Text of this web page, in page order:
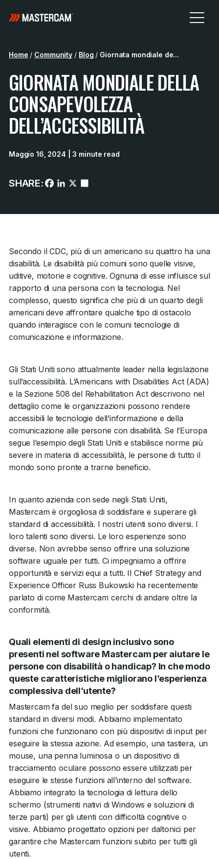
Home / Community / Blog / Giornata mondiale de...
GIORNATA MONDIALE DELLA
CONSAPEVOLEZZA
DELL’ACCESSIBILITÀ
Maggio 16, 2024 | 3 minute read
SHARE:
Secondo il CDC, più di un americano su quattro ha una
disabilità. Le disabilità più comuni sono quelle visive,
uditive, motorie e cognitive. Ognuna di esse influisce sul
rapporto di una persona con la tecnologia. Nel
complesso, questo significa che più di un quarto degli
americani deve affrontare qualche tipo di ostacolo
quando interagisce con le comuni tecnologie di
comunicazione e informazione.
Gli Stati Uniti sono attualmente leader nella legislazione
sull’accessibilità. L’Americans with Disabilities Act (ADA)
e la Sezione 508 del Rehabilitation Act descrivono nel
dettaglio come le organizzazioni possono rendere
accessibili le tecnologie dell’informazione e della
comunicazione alle persone con disabilità. Se l’Europa
segue l’esempio degli Stati Uniti e stabilisce norme più
severe in materia di accessibilità, le persone di tutto il
mondo sono pronte a trarne beneficio.
In quanto azienda con sede negli Stati Uniti,
Mastercam è orgogliosa di soddisfare e superare gli
standard di accessibilità. I nostri utenti sono diversi. I
loro talenti sono diversi. Le loro esperienze sono
diverse. Non avrebbe senso offrire una soluzione
software uguale per tutti. Ci impegniamo a offrire
opportunità e servizi equi a tutti. Il Chief Strategy and
Experience Officer Russ Bukowski ha recentemente
parlato di come Mastercam cerchi di andare oltre la
conformità.
Quali elementi di design inclusivo sono
presenti nel software Mastercam per aiutare le
persone con disabilità o handicap? In che modo
queste caratteristiche migliorano l’esperienza
complessiva dell’utente?
Mastercam fa del suo meglio per soddisfare questi
standard in diversi modi. Abbiamo implementato
funzioni che funzionano con più dispositivi di input per
eseguire la stessa azione. Ad esempio, una tastiera, un
mouse, una penna luminosa o un dispositivo di
tracciamento oculare possono essere utilizzati per
eseguire le stesse funzioni all’interno del software.
Abbiamo integrato la tecnologia di lettura dello
schermo (strumenti nativi di Windows e soluzioni di
terze parti) per gli utenti con difficoltà cognitive o
visive. Abbiamo progettato opzioni per daltonici per
garantire che Mastercam funzioni subito per tutti gli
utenti.